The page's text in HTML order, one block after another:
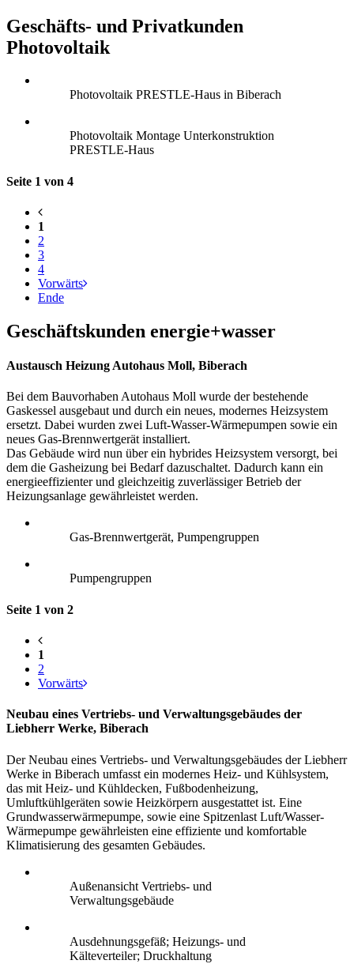
Geschäfts- und Privatkunden
Photovoltaik
Photovoltaik PRESTLE-Haus in Biberach
Photovoltaik Montage Unterkonstruktion
PRESTLE-Haus
Seite 1 von 4
1
2
3
4
Vorwärts
Ende
Geschäftskunden energie+wasser
Austausch Heizung Autohaus Moll, Biberach
Bei dem Bauvorhaben Autohaus Moll wurde der bestehende
Gaskessel ausgebaut und durch ein neues, modernes Heizsystem
ersetzt. Dabei wurden zwei Luft-Wasser-Wärmepumpen sowie ein
neues Gas-Brennwertgerät installiert.
Das Gebäude wird nun über ein hybrides Heizsystem versorgt, bei
dem die Gasheizung bei Bedarf dazuschaltet. Dadurch kann ein
energieeffizienter und gleichzeitig zuverlässiger Betrieb der
Heizungsanlage gewährleistet werden.
Gas-Brennwertgerät, Pumpengruppen
Pumpengruppen
Seite 1 von 2
1
2
Vorwärts
Neubau eines Vertriebs- und Verwaltungsgebäudes der
Liebherr Werke, Biberach
Der Neubau eines Vertriebs- und Verwaltungsgebäudes der Liebherr
Werke in Biberach umfasst ein modernes Heiz- und Kühlsystem,
das mit Heiz- und Kühldecken, Fußbodenheizung,
Umluftkühlgeräten sowie Heizkörpern ausgestattet ist. Eine
Grundwasserwärmepumpe, sowie eine Spitzenlast Luft/Wasser-
Wärmepumpe gewährleisten eine effiziente und komfortable
Klimatisierung des gesamten Gebäudes.
Außenansicht Vertriebs- und
Verwaltungsgebäude
Ausdehnungsgefäß; Heizungs- und
Kälteverteiler; Druckhaltung